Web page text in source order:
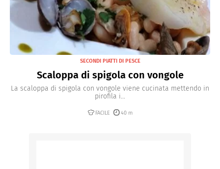
SECONDI PIATTI DI PESCE
Scaloppa di spigola con vongole
La scaloppa di spigola con vongole viene cucinata mettendo in
pirofila i...
FACILE 40 m